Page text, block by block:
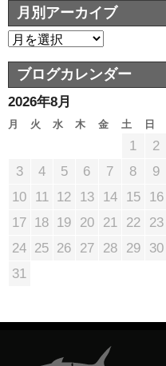
月別アーカイブ
ブログカレンダー
2026年8月
月 火 水 木 金 土 日
1
2
3
4 5 6 7 8
9
10
11 12 13 14 15
16
17 18 19 20 21 22
23
24 25 26 27 28 29
30
31